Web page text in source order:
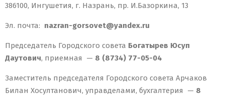
386100, Ингушетия, г. Назрань, пр. И.Базоркина, 13
Эл. почта: nazran-gorsovet@yandex.ru
Председатель Городского совета Богатырев Юсуп
Даутович, приемная — 8 (8734) 77-05-04
Заместитель председателя Городского совета Арчаков
Билан Хосултанович, управделами, бухгалтерия — 8